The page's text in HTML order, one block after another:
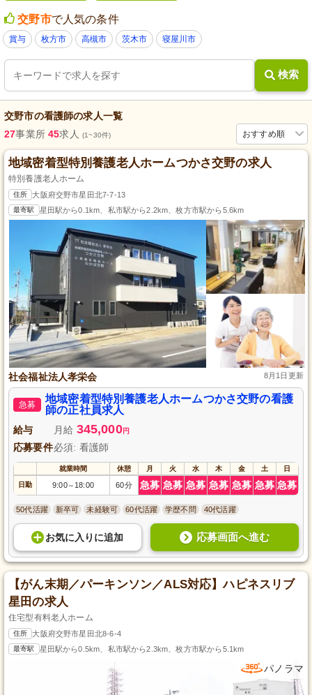
交野市で人気の条件
賞与 枚方市 高槻市 茨木市 寝屋川市
検索
交野市の看護師の求人一覧
おすすめ順
27事業所 45求人 (1~30件)
地域密着型特別養護老人ホームつかさ交野の求人
特別養護老人ホーム
住所 大阪府交野市星田北7-7-13
最寄駅 星田駅から0.1km、私市駅から2.2km、枚方市駅から5.6km
社会福祉法人孝栄会 8月1日更新
急募
地域密着型特別養護老人ホームつかさ交野の看護
師の正社員求人
給与 月給 345,000円
応募要件必須: 看護師
就業時間 休憩 月 火 水 木 金 土 日
日勤 9:00～ 18:00 60分 急募 急募 急募 急募 急募 急募 急募
50代活躍 新卒可 未経験可 60代活躍 学歴不問 40代活躍
お気に入り に追加 応募画面へ進む
【がん末期／パーキンソン／ALS対応】ハピネスリブ
星田の求人
住宅型有料老人ホーム
住所 大阪府交野市星田北8-6-4
最寄駅 星田駅から0.5km、私市駅から2.3km、枚方市駅から5.1km
パノラマ